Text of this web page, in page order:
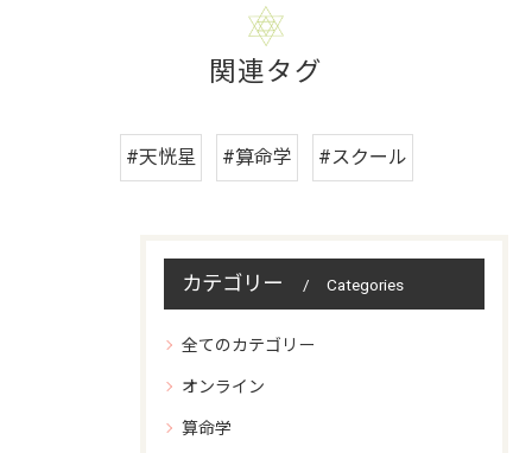
関連タグ
#天恍星 #算命学 #スクール
カテゴリー Categories
全てのカテゴリー
オンライン
算命学